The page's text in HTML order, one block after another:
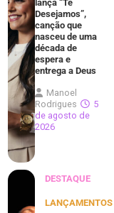
lança “Te
Desejamos”,
canção que
nasceu de uma
década de
espera e
entrega a Deus
Manoel
Rodrigues
5
de agosto de
2026
DESTAQUE
LANÇAMENTOS